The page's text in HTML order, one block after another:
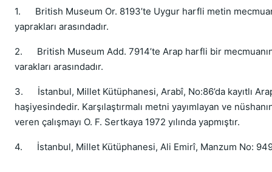
1. British Museum Or. 8193’te Uygur harfli metin
yaprakları arasındadır.
2. British Museum Add. 7914’te Arap harfli bir
varakları arasındadır.
3. İstanbul, Millet Kütüphanesi, Arabî, No:86’da kayıtlı
haşiyesindedir. Karşılaştırmalı metni yayımlayan ve nüshanın
veren çalışmayı O. F. Sertkaya 1972 yılında yapmıştır.
4. İstanbul, Millet Kütüphanesi, Ali Emirî, Manzum No: